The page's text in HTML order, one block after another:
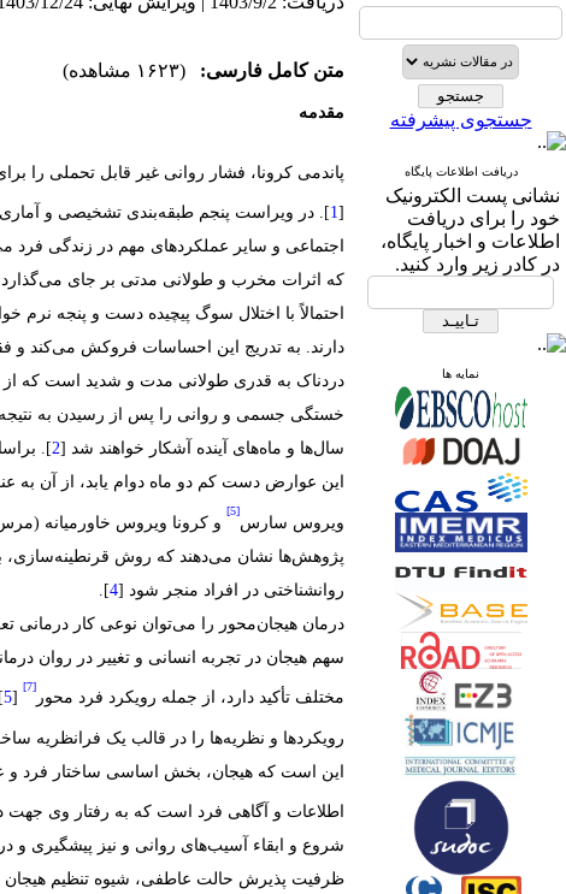
جستجوی پیشرفته
دریافت اطلاعات پایگاه
نشانی پست الکترونیک
خود را برای دریافت
اطلاعات و اخبار پایگاه،
در کادر زیر وارد کنید.
نمایه ها
متن کامل فارسی: (۱۶۲۳ مشاهده)
مقدمه
پاندمی کرونا، فشار روانی غیر قابل تحملی را
[ ]. در ویراست پنجم طبقه‌بندی تشخیصی و آماری
اجتماعی و سایر عملکردهای مهم در زندگی فرد
که اثرات مخرب و طولانی مدتی بر جای
احتمالاً با اختلال سوگ پیچیده دست و پنجه نرم
دارند. به تدریج این احساسات فروکش می‌کند و
دردناک به قدری طولانی مدت و شدید است که
خستگی جسمی و روانی را پس از رسیدن به نتیجه
سال‌ها و ماه‌های آینده آشکار خواهند شد [ ].
ویروس سارس
[5]
و کرونا ویروس خاورمیانه
پژوهش‌ها نشان می‌دهند که روش قرنطینه‌سازی،
روانشناختی در افراد منجر شود [ ].
درمان هیجان‌محور را می‌توان نوعی کار درمانی
سهم هیجان در تجربه انسانی و تغییر در روان
مختلف تأکید دارد، از جمله رویکرد فرد محور
[7]
[
رویکردها و نظریه‌ها را در قالب یک فرانظریه
این است که هیجان، بخش اساسی ساختار فرد و
اطلاعات و آگاهی فرد است که به رفتار وی
شروع و ابقاء آسیب‌های روانی و نیز پیشگیری
ظرفیت پذیرش حالت عاطفی، شیوه تنظیم